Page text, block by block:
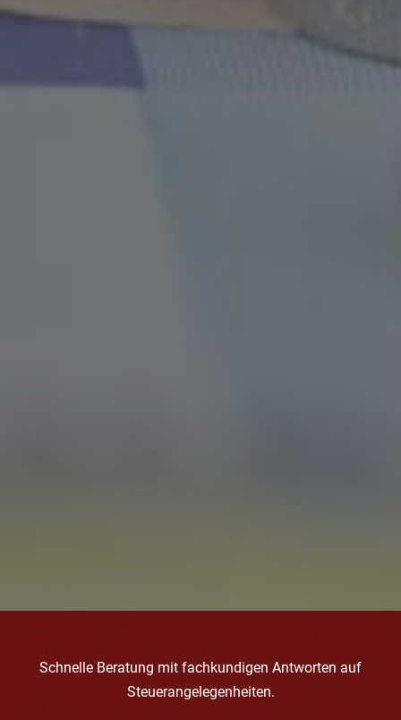
Schnelle Beratung mit fachkundigen Antworten auf
Steuerangelegenheiten.